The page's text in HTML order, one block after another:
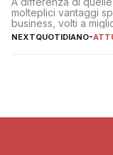
molteplici vantaggi
business, volti a
degli utenti
NEXTQUOTIDIANO-